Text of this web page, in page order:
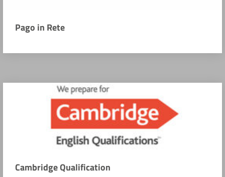
Pago in Rete
Cambridge Qualification